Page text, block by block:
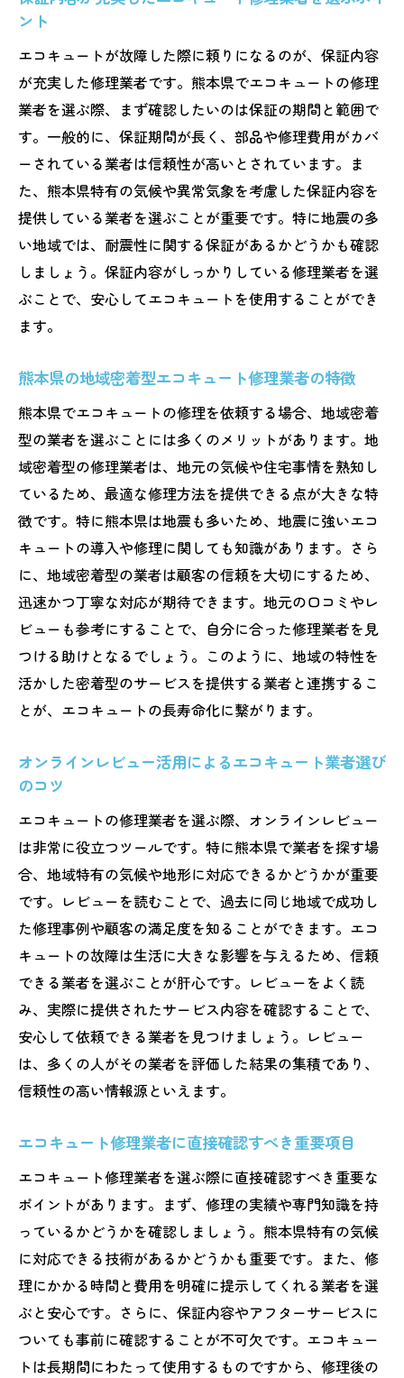
ント
エコキュートが故障した際に頼りになるのが、保証内容
が充実した修理業者です。熊本県でエコキュートの修理
業者を選ぶ際、まず確認したいのは保証の期間と範囲で
す。一般的に、保証期間が長く、部品や修理費用がカバ
ーされている業者は信頼性が高いとされています。ま
た、熊本県特有の気候や異常気象を考慮した保証内容を
提供している業者を選ぶことが重要です。特に地震の多
い地域では、耐震性に関する保証があるかどうかも確認
しましょう。保証内容がしっかりしている修理業者を選
ぶことで、安心してエコキュートを使用することができ
ます。
熊本県の地域密着型エコキュート修理業者の特徴
熊本県でエコキュートの修理を依頼する場合、地域密着
型の業者を選ぶことには多くのメリットがあります。地
域密着型の修理業者は、地元の気候や住宅事情を熟知し
ているため、最適な修理方法を提供できる点が大きな特
徴です。特に熊本県は地震も多いため、地震に強いエコ
キュートの導入や修理に関しても知識があります。さら
に、地域密着型の業者は顧客の信頼を大切にするため、
迅速かつ丁寧な対応が期待できます。地元の口コミやレ
ビューも参考にすることで、自分に合った修理業者を見
つける助けとなるでしょう。このように、地域の特性を
活かした密着型のサービスを提供する業者と連携するこ
とが、エコキュートの長寿命化に繋がります。
オンラインレビュー活用によるエコキュート業者選び
のコツ
エコキュートの修理業者を選ぶ際、オンラインレビュー
は非常に役立つツールです。特に熊本県で業者を探す場
合、地域特有の気候や地形に対応できるかどうかが重要
です。レビューを読むことで、過去に同じ地域で成功し
た修理事例や顧客の満足度を知ることができます。エコ
キュートの故障は生活に大きな影響を与えるため、信頼
できる業者を選ぶことが肝心です。レビューをよく読
み、実際に提供されたサービス内容を確認することで、
安心して依頼できる業者を見つけましょう。レビュー
は、多くの人がその業者を評価した結果の集積であり、
信頼性の高い情報源といえます。
エコキュート修理業者に直接確認すべき重要項目
エコキュート修理業者を選ぶ際に直接確認すべき重要な
ポイントがあります。まず、修理の実績や専門知識を持
っているかどうかを確認しましょう。熊本県特有の気候
に対応できる技術があるかどうかも重要です。また、修
理にかかる時間と費用を明確に提示してくれる業者を選
ぶと安心です。さらに、保証内容やアフターサービスに
ついても事前に確認することが不可欠です。エコキュー
トは長期間にわたって使用するものですから、修理後の